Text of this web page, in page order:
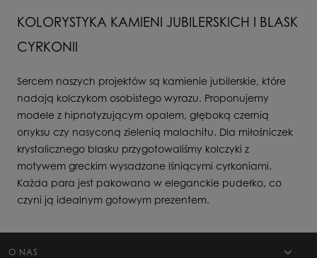
KOLORYSTYKA KAMIENI JUBILERSKICH I BLASK
CYRKONII
Sercem naszych projektów są kamienie jubilerskie, które
nadają kolczykom osobistego wyrazu. Proponujemy
modele z hipnotyzującym opalem, głęboką czernią
onyksu czy nasyconą zielenią malachitu. Dla miłośniczek
krystalicznego blasku przygotowaliśmy kolczyki z
motywem greckim wysadzane lśniącymi cyrkoniami.
Każda para jest pakowana w eleganckie pudełko, co
czyni ją idealnym gotowym prezentem.
O NAS